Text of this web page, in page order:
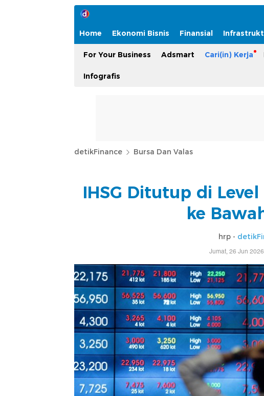
Home Ekonomi Bisnis Finansial
For Your Business Adsmart Cari(in) Kerja
Infografis
detikFinance Bursa Dan Valas
IHSG Ditutup di
ke
hrp -
Jumat, 26 Jun